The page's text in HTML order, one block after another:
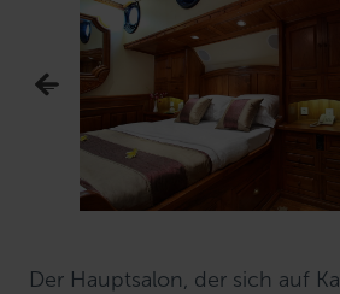
Der Hauptsalon, der sich auf